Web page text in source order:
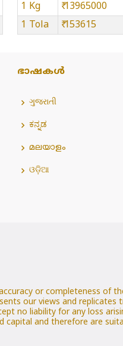
1 Kg ₹ 13965000
1 Tola
₹ 153615
ഭാഷകൾ
ગુજરાતી
ಕನ್ನಡ
മലയാളം
ଓଡ଼ିଆ
or completeness of
our views and
no liability for any loss
and therefore are